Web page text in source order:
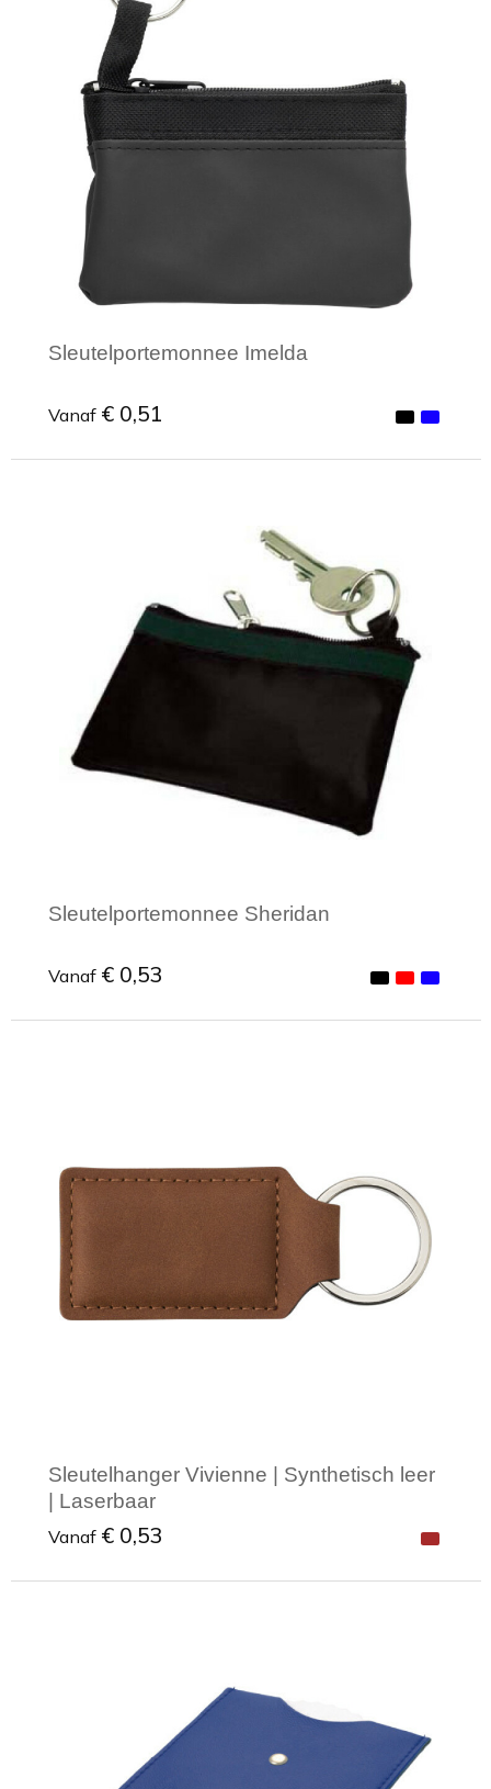
Sleutelportemonnee Imelda
Vanaf € 0,51
Sleutelportemonnee Sheridan
Vanaf € 0,53
Sleutelhanger Vivienne | Synthetisch leer
| Laserbaar
Vanaf € 0,53